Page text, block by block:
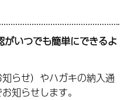
いつでも簡単にできるよ
らせ）やハガキの納入通
知らせします。